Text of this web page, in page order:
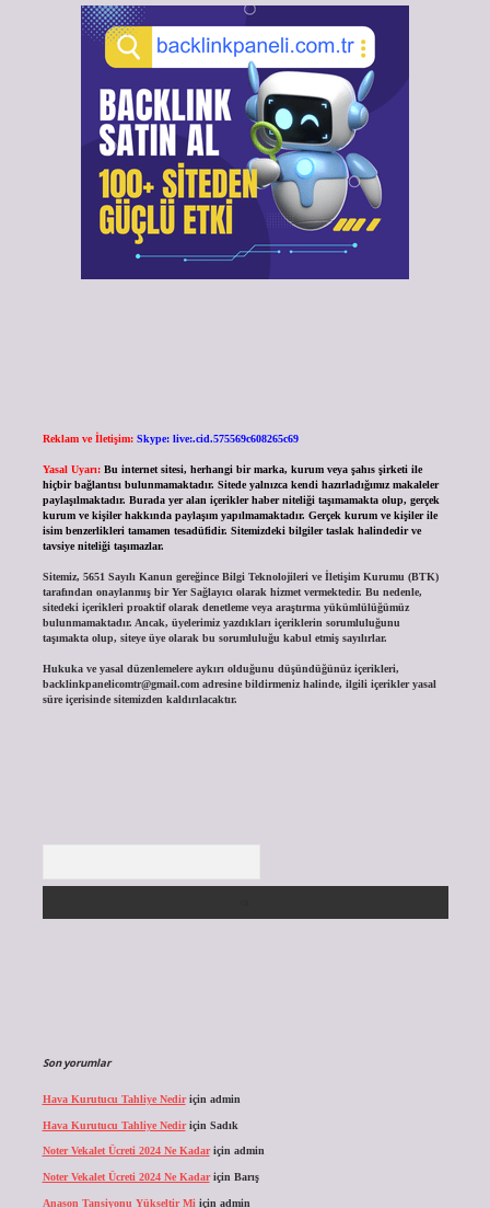
Reklam ve İletişim: Skype: live:.cid.575569c608265c69
Yasal Uyarı: Bu internet sitesi, herhangi bir marka, kurum veya şahıs şirketi ile
hiçbir bağlantısı bulunmamaktadır. Sitede yalnızca kendi hazırladığımız makaleler
paylaşılmaktadır. Burada yer alan içerikler haber niteliği taşımamakta olup, gerçek
kurum ve kişiler hakkında paylaşım yapılmamaktadır. Gerçek kurum ve kişiler ile
isim benzerlikleri tamamen tesadüfidir. Sitemizdeki bilgiler taslak halindedir ve
tavsiye niteliği taşımazlar.
Sitemiz, 5651 Sayılı Kanun gereğince Bilgi Teknolojileri ve İletişim Kurumu (BTK)
tarafından onaylanmış bir Yer Sağlayıcı olarak hizmet vermektedir. Bu nedenle,
sitedeki içerikleri proaktif olarak denetleme veya araştırma yükümlülüğümüz
bulunmamaktadır. Ancak, üyelerimiz yazdıkları içeriklerin sorumluluğunu
taşımakta olup, siteye üye olarak bu sorumluluğu kabul etmiş sayılırlar.
Hukuka ve yasal düzenlemelere aykırı olduğunu düşündüğünüz içerikleri,
backlinkpanelicomtr@gmail.comadresine bildirmeniz halinde, ilgili içerikler yasal
süre içerisinde sitemizden kaldırılacaktır.
Son yorumlar
Hava Kurutucu Tahliye Nediriçin admin
Hava Kurutucu Tahliye Nediriçin Sadık
Noter Vekalet Ücreti 2024 Ne Kadariçin admin
Noter Vekalet Ücreti 2024 Ne Kadariçin Barış
Anason Tansiyonu Yükseltir Mi için admin